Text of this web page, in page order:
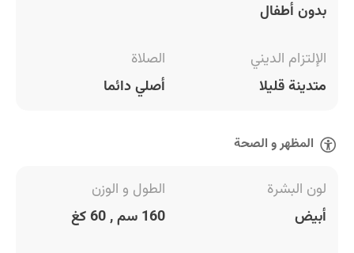
بدون أطفال
الإلتزام الديني
متدينة قليلا
الصلاة
أصلي دائما
المظهر و الصحة
لون البشرة
أبيض
الطول و الوزن
160 سم , 60 كغ